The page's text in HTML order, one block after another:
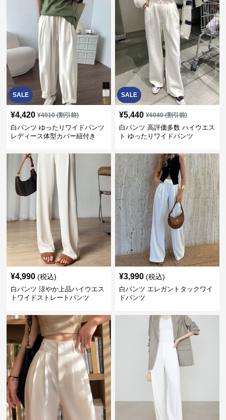
SALE
¥4,420 ¥4910(割引前)
白パンツ ゆったりワイドパンツ
レディース体型カバー紐付き
SALE
¥5,440 ¥6040(割引前)
白パンツ 高評価多数 ハイウエス
ト ゆったりワイドパンツ
¥4,990 (税込)
白パンツ 涼やか上品ハイウエス
トワイドストレートパンツ
¥3,990 (税込)
白パンツ エレガントタックワイ
ドパンツ